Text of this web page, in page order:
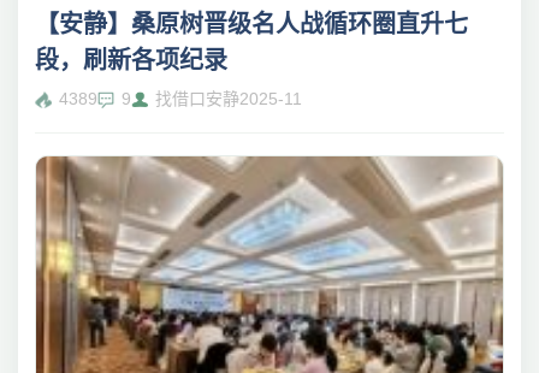
【安静】桑原树晋级名人战循环圈直升七
段，刷新各项纪录
4389 9 找借口安静2025-11